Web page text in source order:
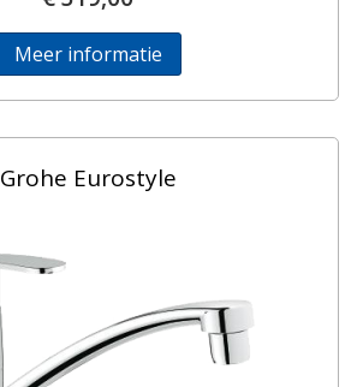
Meer informatie
Grohe Eurostyle